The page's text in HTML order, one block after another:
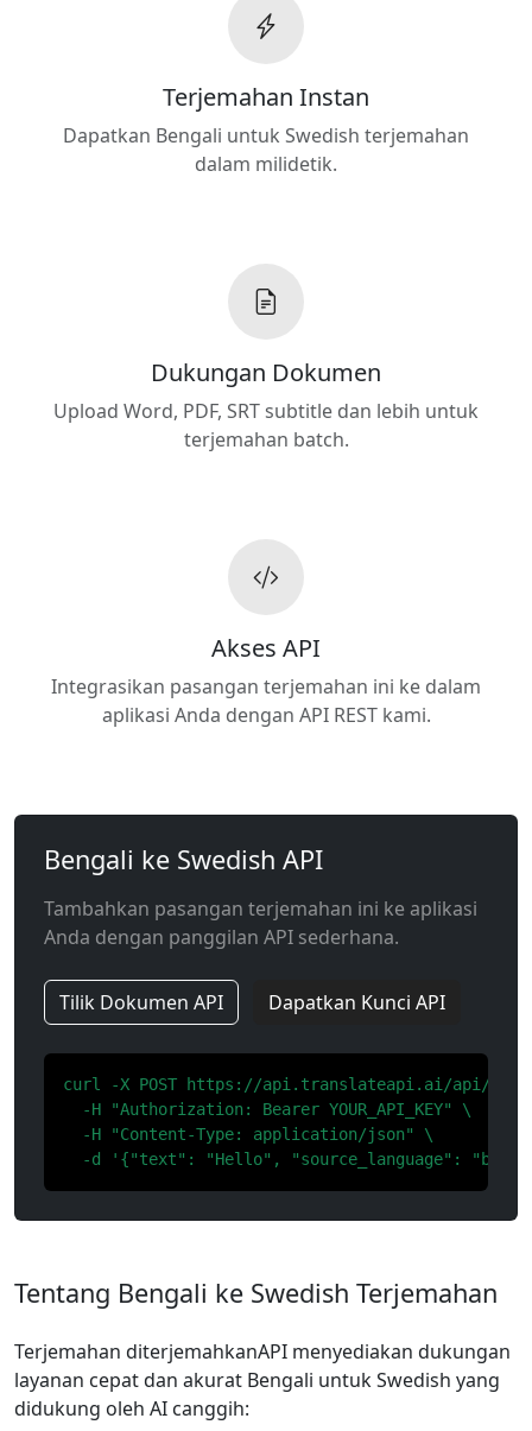
Terjemahan Instan
Dapatkan Bengali untuk Swedish terjemahan
dalam milidetik.
Dukungan Dokumen
Upload Word, PDF, SRT subtitle dan lebih untuk
terjemahan batch.
Akses API
Integrasikan pasangan terjemahan ini ke dalam
aplikasi Anda dengan API REST kami.
Bengali ke Swedish API
Tambahkan pasangan terjemahan ini ke aplikasi
Anda dengan panggilan API sederhana.
Tilik Dokumen API Dapatkan Kunci API
curl -X POST https://api.translateapi.ai/api/v1/
  -H "Authorization: Bearer YOUR_API_KEY" \
  -H "Content-Type: application/json" \
-d '{"text": "Hello", "source_language": "bn",
Tentang Bengali ke Swedish Terjemahan
Terjemahan diterjemahkanAPI menyediakan dukungan
layanan cepat dan akurat Bengali untuk Swedish yang
didukung oleh AI canggih: